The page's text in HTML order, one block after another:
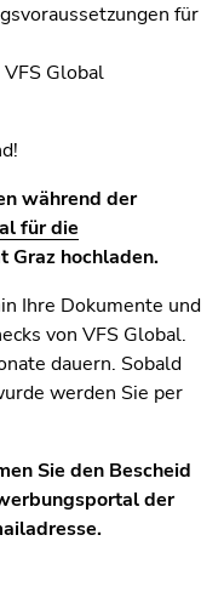
für
Global
während der
für die
Graz hochladen.
Ihre Dokumente und
von VFS Global.
dauern. Sobald
werden Sie per
Sie den Bescheid
der